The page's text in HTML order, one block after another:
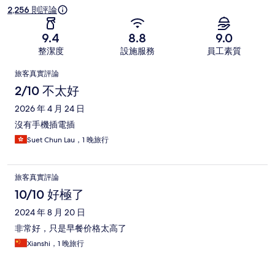
2,256 則評論
9.4
整潔度
8.8
設施服務
9.0
員工素質
評
論
旅客真實評論
2/10 不太好
2026 年 4 月 24 日
沒有手機插電插
Suet Chun Lau，1 晚旅行
旅客真實評論
10/10 好極了
2024 年 8 月 20 日
非常好，只是早餐价格太高了
Xianshi，1 晚旅行